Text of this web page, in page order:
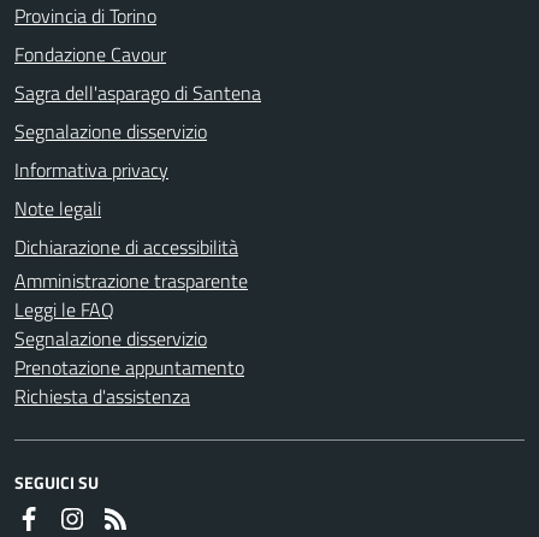
Provincia di Torino
Fondazione Cavour
Sagra dell'asparago di Santena
Segnalazione disservizio
Informativa privacy
Note legali
Dichiarazione di accessibilità
Amministrazione trasparente
Leggi le FAQ
Segnalazione disservizio
Prenotazione appuntamento
Richiesta d'assistenza
SEGUICI SU